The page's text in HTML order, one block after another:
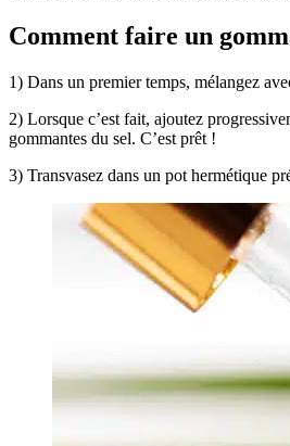
Comment faire un
1) Dans un premier temps, mélangez
2) Lorsque c’est fait, ajoutez
gommantes du sel. C’est prêt !
3) Transvasez dans un pot hermétique